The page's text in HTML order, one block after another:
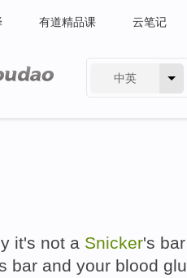
有道精品课 云笔记
中英
it's not a Snicker's
bar and your blood